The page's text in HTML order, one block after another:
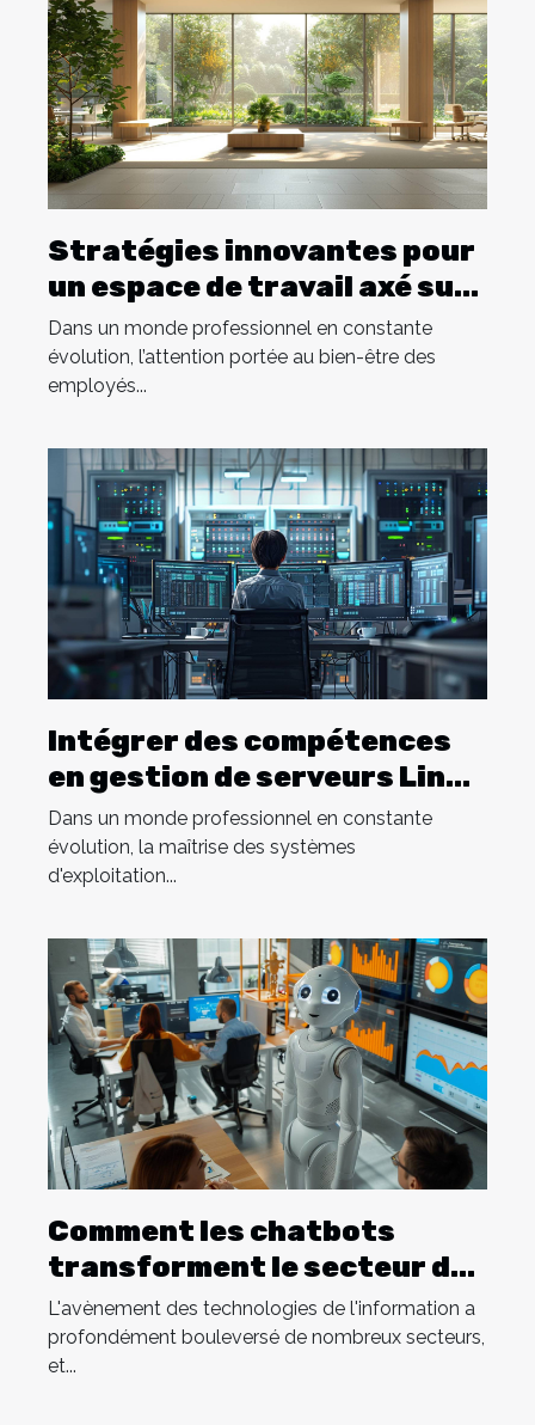
Stratégies innovantes pour
un espace de travail axé sur
le bien-être
Dans un monde professionnel en constante
évolution, l’attention portée au bien-être des
employés...
Intégrer des compétences
en gestion de serveurs Linux
dans votre parcours
professionnel
Dans un monde professionnel en constante
évolution, la maîtrise des systèmes
d'exploitation...
Comment les chatbots
transforment le secteur des
ressources humaines
L'avènement des technologies de l'information a
profondément bouleversé de nombreux secteurs,
et...